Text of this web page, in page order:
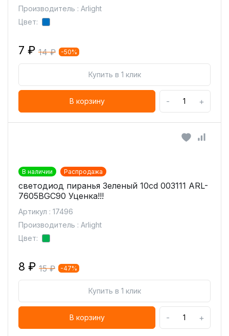
Производитель : Arlight
Цвет:
7 ₽ 14 ₽ -50%
Купить в 1 клик
В корзину - +
В наличии Распродажа
светодиод пиранья Зеленый 10cd 003111 ARL-
7605BGC90 Уценка!!!
Артикул : 17496
Производитель : Arlight
Цвет:
8 ₽ 15 ₽ -47%
Купить в 1 клик
В корзину - +